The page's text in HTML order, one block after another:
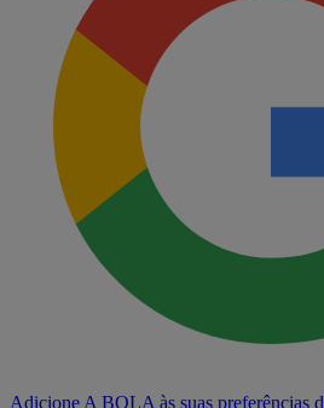
Adicione A BOLA às suas preferências